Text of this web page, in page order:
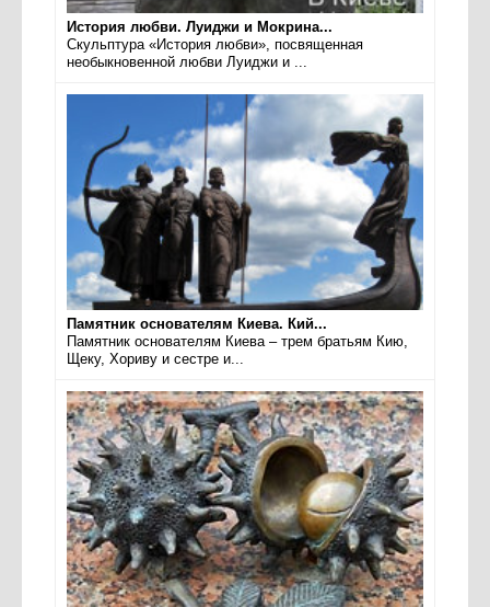
История любви. Луиджи и Мокрина...
Скульптура «История любви», посвященная
необыкновенной любви Луиджи и ...
Памятник основателям Киева. Кий...
Памятник основателям Киева – трем братьям Кию,
Щеку, Хориву и сестре и...